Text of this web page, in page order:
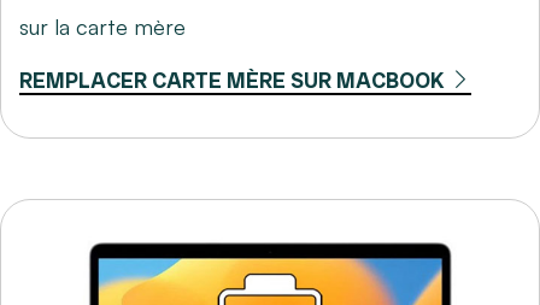
sur la carte mère
REMPLACER CARTE MÈRE SUR MACBOOK